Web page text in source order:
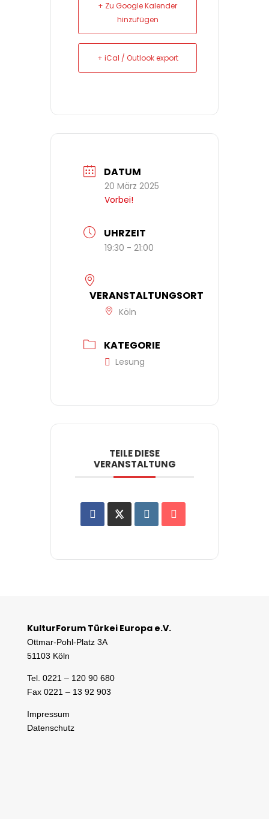
+ Zu Google Kalender
hinzufügen
+ iCal / Outlook export
DATUM
20 März 2025
Vorbei!
UHRZEIT
19:30 - 21:00
VERANSTALTUNGSORT
Köln
KATEGORIE
Lesung
TEILE DIESE
VERANSTALTUNG
KulturForum Türkei Europa e.V.
Ottmar-Pohl-Platz 3A
51103 Köln
Tel. 0221 – 120 90 680
Fax 0221 – 13 92 903
Impressum
Datenschutz